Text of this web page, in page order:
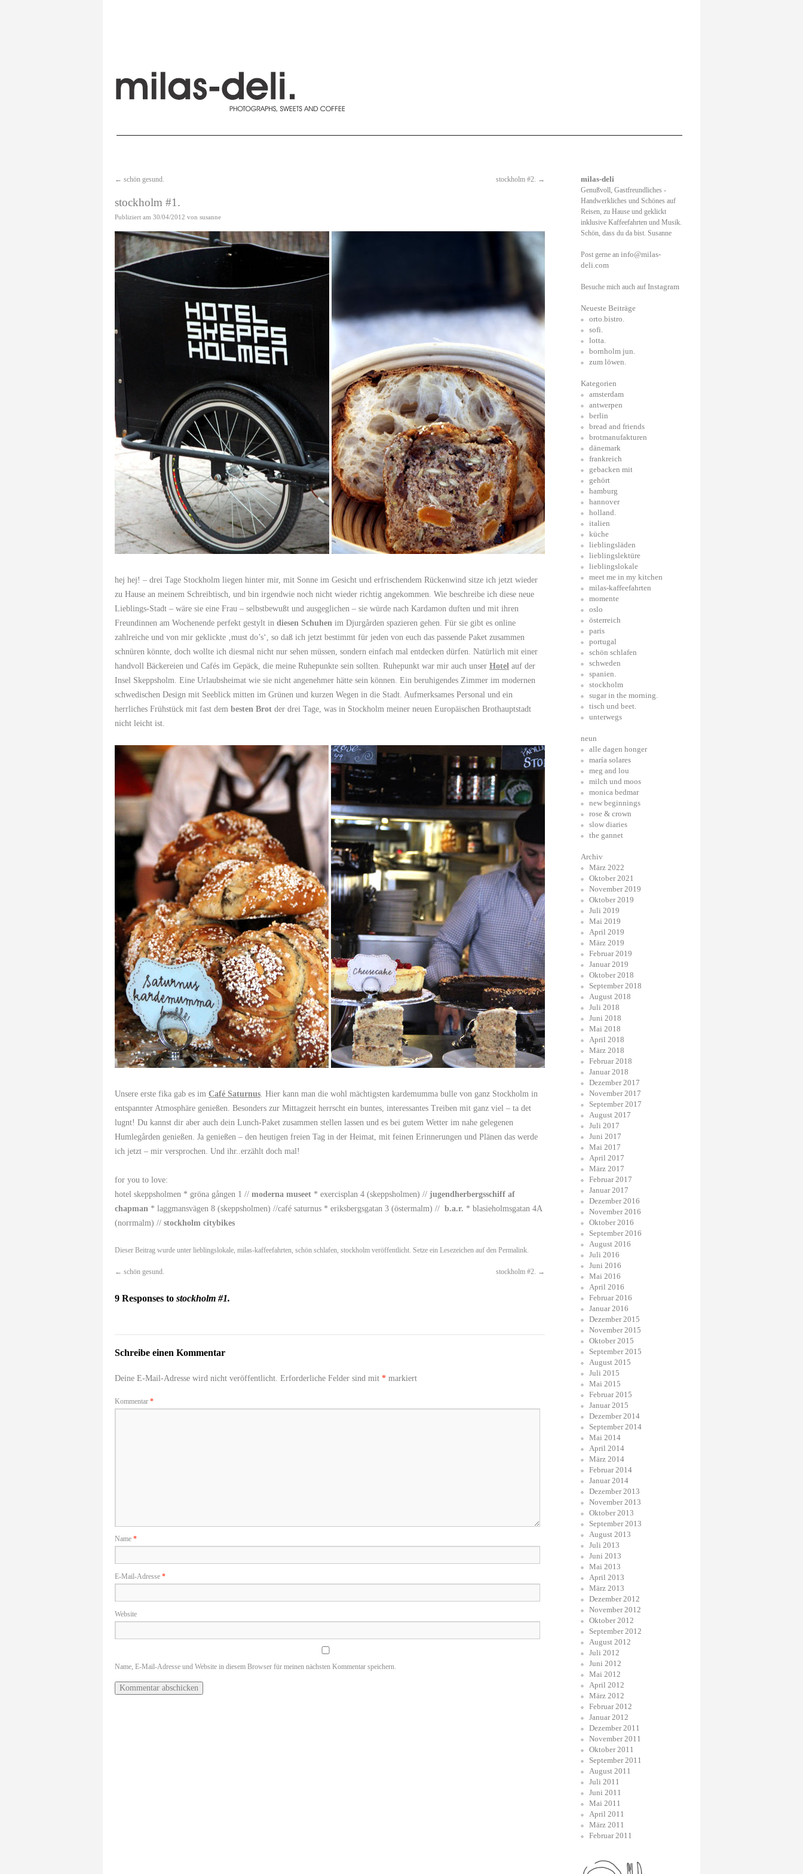
← schön gesund. stockholm #2. →
stockholm #1.
Publiziert am 30/04/2012 von susanne
hej hej! – drei Tage Stockholm liegen hinter mir, mit Sonne im Gesicht und erfrischendem Rückenwind sitze ich jetzt wieder
zu Hause an meinem Schreibtisch, und bin irgendwie noch nicht wieder richtig angekommen. Wie beschreibe ich diese neue
Lieblings-Stadt – wäre sie eine Frau – selbstbewußt und ausgeglichen – sie würde nach Kardamon duften und mit ihren
Freundinnen am Wochenende perfekt gestylt in diesen Schuhen im Djurgården spazieren gehen. Für sie gibt es online
zahlreiche und von mir geklickte ‚must do’s‘, so daß ich jetzt bestimmt für jeden von euch das passende Paket zusammen
schnüren könnte, doch wollte ich diesmal nicht nur sehen müssen, sondern einfach mal entdecken dürfen. Natürlich mit einer
handvoll Bäckereien und Cafés im Gepäck, die meine Ruhepunkte sein sollten. Ruhepunkt war mir auch unser Hotel auf der
Insel Skeppsholm. Eine Urlaubsheimat wie sie nicht angenehmer hätte sein können. Ein beruhigendes Zimmer im modernen
schwedischen Design mit Seeblick mitten im Grünen und kurzen Wegen in die Stadt. Aufmerksames Personal und ein
herrliches Frühstück mit fast dem besten Brot der drei Tage, was in Stockholm meiner neuen Europäischen Brothauptstadt
nicht leicht ist.
Unsere erste fika gab es im Café Saturnus. Hier kann man die wohl mächtigsten kardemumma bulle von ganz Stockholm in
entspannter Atmosphäre genießen. Besonders zur Mittagzeit herrscht ein buntes, interessantes Treiben mit ganz viel – ta det
lugnt! Du kannst dir aber auch dein Lunch-Paket zusammen stellen lassen und es bei gutem Wetter im nahe gelegenen
Humlegården genießen. Ja genießen – den heutigen freien Tag in der Heimat, mit feinen Erinnerungen und Plänen das werde
ich jetzt – mir versprochen. Und ihr..erzählt doch mal!
for you to love:
hotel skeppsholmen * gröna gången 1 // moderna museet * exercisplan 4 (skeppsholmen) // jugendherbergsschiff af
chapman * laggmansvägen 8 (skeppsholmen) //café saturnus * eriksbergsgatan 3 (östermalm) // b.a.r. * blasieholmsgatan 4A
(norrmalm) // stockholm citybikes
Dieser Beitrag wurde unter lieblingslokale, milas-kaffeefahrten, schön schlafen, stockholm veröffentlicht. Setze ein Lesezeichen auf den Permalink.
← schön gesund. stockholm #2. →
9 Responses to stockholm #1.
Schreibe einen Kommentar
Deine E-Mail-Adresse wird nicht veröffentlicht. Erforderliche Felder sind mit * markiert
Kommentar *
Name *
E-Mail-Adresse *
Website
Name, E-Mail-Adresse und Website in diesem Browser für meinen nächsten Kommentar speichern.
milas-deli
Genußvoll, Gastfreundliches -
Handwerkliches und Schönes auf
Reisen, zu Hause und geklickt
inklusive Kaffeefahrten und Musik.
Schön, dass du da bist. Susanne
Post gerne an info@milas-
deli.com
Besuche mich auch auf Instagram
Neueste Beiträge
orto.bistro.
sofi.
lotta.
bornholm jun.
zum löwen.
Kategorien
amsterdam
antwerpen
berlin
bread and friends
brotmanufakturen
dänemark
frankreich
gebacken mit
gehört
hamburg
hannover
holland.
italien
küche
lieblingsläden
lieblingslektüre
lieblingslokale
meet me in my kitchen
milas-kaffeefahrten
momente
oslo
österreich
paris
portugal
schön schlafen
schweden
spanien.
stockholm
sugar in the morning.
tisch und beet.
unterwegs
neun
alle dagen honger
maría solares
meg and lou
milch und moos
monica bedmar
new beginnings
rose & crown
slow diaries
the gannet
Archiv
März 2022
Oktober 2021
November 2019
Oktober 2019
Juli 2019
Mai 2019
April 2019
März 2019
Februar 2019
Januar 2019
Oktober 2018
September 2018
August 2018
Juli 2018
Juni 2018
Mai 2018
April 2018
März 2018
Februar 2018
Januar 2018
Dezember 2017
November 2017
September 2017
August 2017
Juli 2017
Juni 2017
Mai 2017
April 2017
März 2017
Februar 2017
Januar 2017
Dezember 2016
November 2016
Oktober 2016
September 2016
August 2016
Juli 2016
Juni 2016
Mai 2016
April 2016
Februar 2016
Januar 2016
Dezember 2015
November 2015
Oktober 2015
September 2015
August 2015
Juli 2015
Mai 2015
Februar 2015
Januar 2015
Dezember 2014
September 2014
Mai 2014
April 2014
März 2014
Februar 2014
Januar 2014
Dezember 2013
November 2013
Oktober 2013
September 2013
August 2013
Juli 2013
Juni 2013
Mai 2013
April 2013
März 2013
Dezember 2012
November 2012
Oktober 2012
September 2012
August 2012
Juli 2012
Juni 2012
Mai 2012
April 2012
März 2012
Februar 2012
Januar 2012
Dezember 2011
November 2011
Oktober 2011
September 2011
August 2011
Juli 2011
Juni 2011
Mai 2011
April 2011
März 2011
Februar 2011